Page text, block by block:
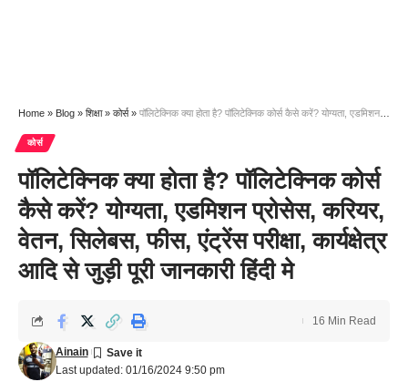
Home » Blog » शिक्षा» कोर्स» पॉलिटेक्निक क्या होता है? पॉलिटेक्निक कोर्स कैसे करें? योग्यता, एडमिशन प्रोसेस, करियर, वेतन, सिलेबस, फीस, एंट्रेंस परीक्षा, कार्यक्षेत्र आदि से जुड़ी पूरी जानकारी हिंदी मे
कोर्स
पॉलिटेक्निक क्या होता है? पॉलिटेक्निक कोर्स
कैसे करें? योग्यता, एडमिशन प्रोसेस, करियर,
वेतन, सिलेबस, फीस, एंट्रेंस परीक्षा, कार्यक्षेत्र
आदि से जुड़ी पूरी जानकारी हिंदी मे
Last updated: 01/16/2024 9:50 pm
Ainain
16 Min Read